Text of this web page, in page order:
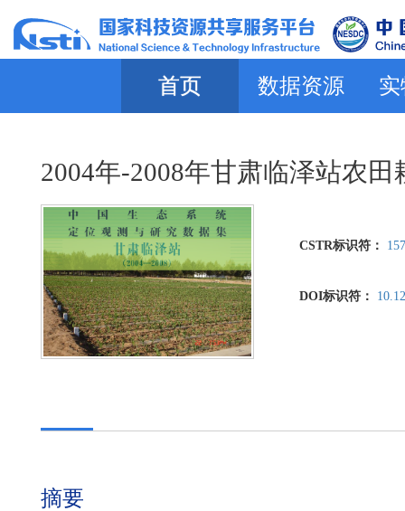
首页 数据资源
2004年-2008年甘肃临泽站农
CSTR标识符：
DOI标识符：
摘要